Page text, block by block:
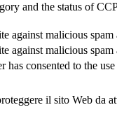
and the status of
against malicious spam
against malicious spam
consented to the
il sito Web da